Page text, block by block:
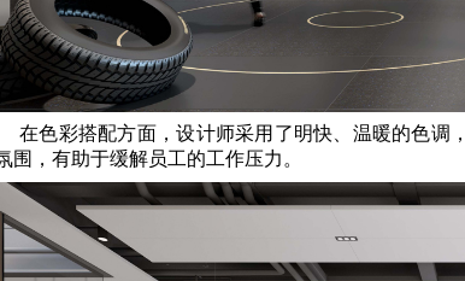
在色彩搭配方面，设计师采用了明快、温暖的色调
围，有助于缓解员工的工作压力。